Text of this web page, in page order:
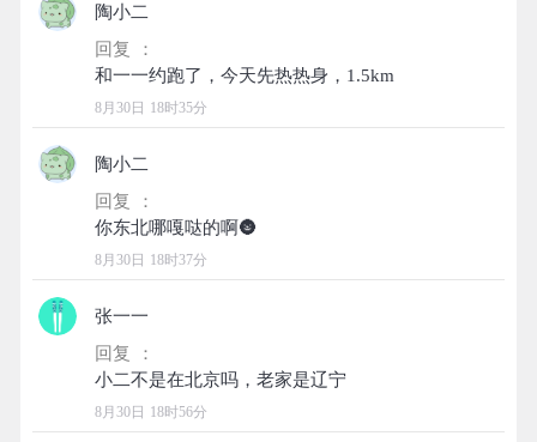
陶小二
回复 ：
8月30日 18时35分
陶小二
回复 ：
8月30日 18时37分
张一一
回复 ：
8月30日 18时56分